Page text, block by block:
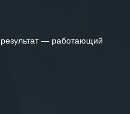
— работающий